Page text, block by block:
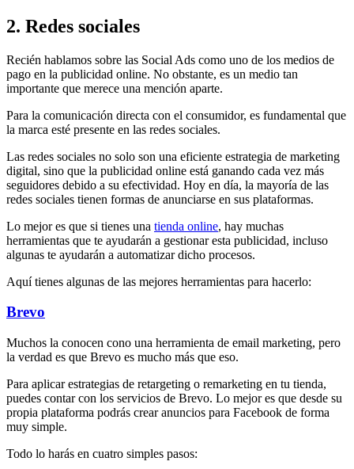
2. Redes sociales
Recién hablamos sobre las Social Ads como uno de los medios de
pago en la publicidad online. No obstante, es un medio tan
importante que merece una mención aparte.
Para la comunicación directa con el consumidor, es fundamental que
la marca esté presente en las redes sociales.
Las redes sociales no solo son una eficiente estrategia de marketing
digital, sino que la publicidad online está ganando cada vez más
seguidores debido a su efectividad. Hoy en día, la mayoría de las
redes sociales tienen formas de anunciarse en sus plataformas.
Lo mejor es que si tienes una tienda online, hay muchas
herramientas que te ayudarán a gestionar esta publicidad, incluso
algunas te ayudarán a automatizar dicho procesos.
Aquí tienes algunas de las mejores herramientas para hacerlo:
Brevo
Muchos la conocen cono una herramienta de email marketing, pero
la verdad es que Brevo es mucho más que eso.
Para aplicar estrategias de retargeting o remarketing en tu tienda,
puedes contar con los servicios de Brevo. Lo mejor es que desde su
propia plataforma podrás crear anuncios para Facebook de forma
muy simple.
Todo lo harás en cuatro simples pasos: